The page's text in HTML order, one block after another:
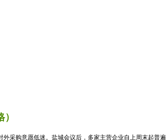
采购意愿低迷。盐城会议后，多家主营企业自上周末起普